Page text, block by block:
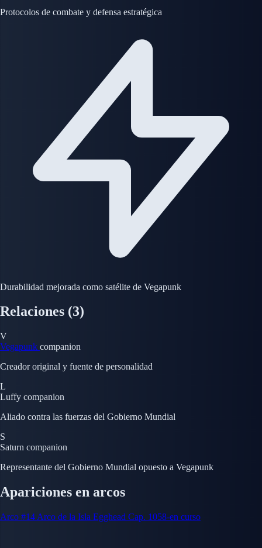
Protocolos de combate y defensa estratégica
Durabilidad mejorada como satélite de Vegapunk
Relaciones (3)
V
Vegapunk companion
Creador original y fuente de personalidad
L
Luffy companion
Aliado contra las fuerzas del Gobierno Mundial
S
Saturn companion
Representante del Gobierno Mundial opuesto a Vegapunk
Apariciones en arcos
Arco #14 Arco de la Isla Egghead Cap. 1058-en curso